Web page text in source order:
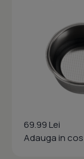
69.99 Lei
Adauga in cos